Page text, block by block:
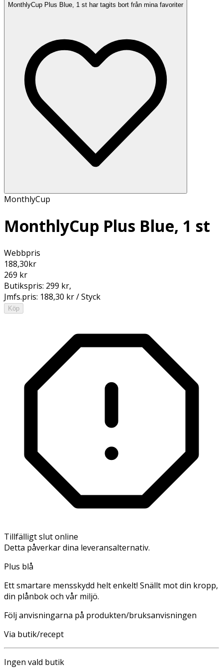
MonthlyCup Plus Blue, 1 st har tagits bort från mina favoriter
MonthlyCup
MonthlyCup Plus Blue, 1 st
Webbpris
188,30kr
269 kr
Butikspris: 299 kr,
Jmfs.pris: 188,30 kr / Styck
Köp
Tillfälligt slut online
Detta påverkar dina leveransalternativ.
Plus blå
Ett smartare mensskydd helt enkelt! Snällt mot din kropp,
din plånbok och vår miljö.
Följ anvisningarna på produkten/bruksanvisningen
Via butik/recept
Ingen vald butik